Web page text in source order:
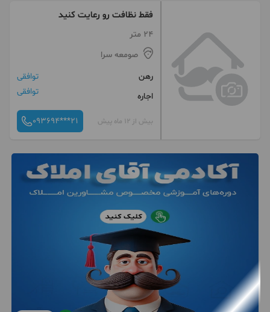
فقط نظافت رو رعایت کنید
24 متر
صومعه سرا
رهن
توافقی
اجاره
توافقی
بیش از 12 ماه پیش 093694***21